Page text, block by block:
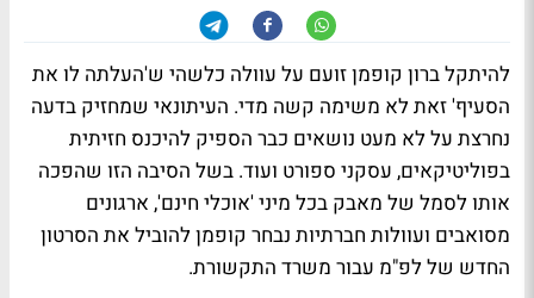
להיתקל ברון קופמן זועם על עוולה כלשהי ש'העלתה לו את
הסעיף' זאת לא משימה קשה מדי. העיתונאי שמחזיק בדעה
נחרצת על לא מעט נושאים כבר הספיק להיכנס חזיתית
בפוליטיקאים, עסקני ספורט ועוד. בשל הסיבה הזו שהפכה
אותו לסמל של מאבק בכל מיני 'אוכלי חינם', ארגונים
מסואבים ועוולות חברתיות נבחר קופמן להוביל את הסרטון
החדש של לפ"מ עבור משרד התקשורת.